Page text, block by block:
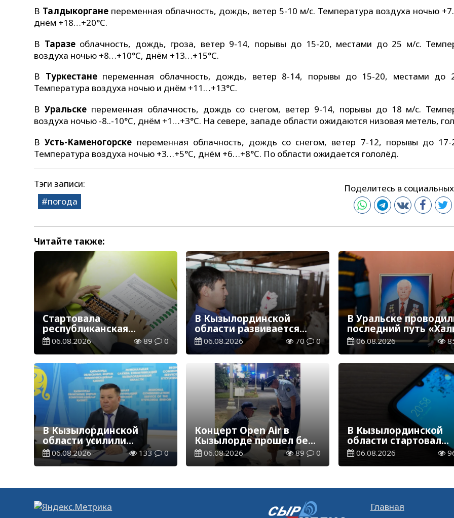
В Талдыкоргане переменная облачность, дождь, ветер 5-10 м/с. Температура воздуха ночью
днём +18…+20°C.
В Таразеоблачность, дождь, гроза, ветер 9-14, порывы до 15-20, местами до 25 м/с.
воздуха ночью +8…+10°C, днём +13…+15°C.
В Туркестанепеременная облачность, дождь, ветер 8-14, порывы до 15-20, местами до
Температура воздуха ночью и днём +11…+13°C.
ВУральске переменная облачность, дождь со снегом, ветер 9-14, порывы до 18 м/с.
воздуха ночью -8..-10°C, днём +1…+3°C. На севере, западе области ожидаются низовая метель,
ВУсть-Каменогорске переменная облачность, дождь со снегом, ветер 7-12, порывы до
Температура воздуха ночью +3…+5°C, днём +6…+8°C. По области ожидается гололёд.
Тэги записи:
погода
Поделитесь в
Читайте также:
Стартовала
республиканская
благотворительная
акция «Дорога в школу»
06.08.2026 89 0
В Кызылординской
области развивается
ветеринарная отрасль
06.08.2026 70 0
В Уральске
последний путь
Қаһарманы» Ивана
Степановича Гапича
06.08.2026
В Кызылординской
области усилили
контроль за финансовой
дисциплиной
06.08.2026 133 0
Концерт Open Air в
Кызылорде прошел без
нарушений
общественного порядка
06.08.2026 89 0
В Кызылординской
области стартовал
конкурс
семейных ценностях
Конституции
06.08.2026
Главная